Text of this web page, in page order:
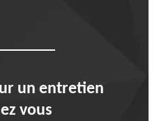
un entretien
vous